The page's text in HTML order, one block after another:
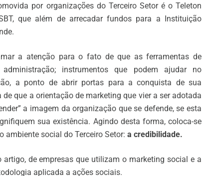
por organizações do Terceiro Setor é o Teleton
que além de arrecadar fundos para a Instituição
a atenção para o fato de que as ferramentas de
instrumentos que podem ajudar no
a ponto de abrir portas para a conquista de sua
que a orientação de marketing que vier a ser adotada
a imagem da organização que se defende, se esta
sua existência. Agindo desta forma, coloca-se
social do Terceiro Setor: a credibilidade.
de empresas que utilizam o marketing social e a
aplicada a ações sociais.